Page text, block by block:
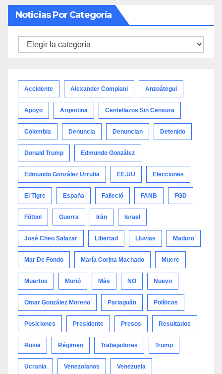
Noticias Por Categoría
Noticias
Accidente Alexander Compiani Anzoátegui
Apoyo Argentina Centellazos Sin Censura
Colombia Denuncia Denuncian Detenido
Donald Trump Edmundo González
Edmundo González Urrutia EE.UU Elecciones
El Tigre España Falleció FANB FGD
Fútbol Guerra Irán Israel
José Cheo Salazar Libertad Lluvias Maduro
Mar De Fondo María Corina Machado Muere
Muertos Murió Más NO Nuevo
Omar González Moreno Pariaguán Políticos
Posiciones Presidente Presos Resultados
Rusia Régimen Trabajadores Trump
Ucrania Venezolanos Venezuela